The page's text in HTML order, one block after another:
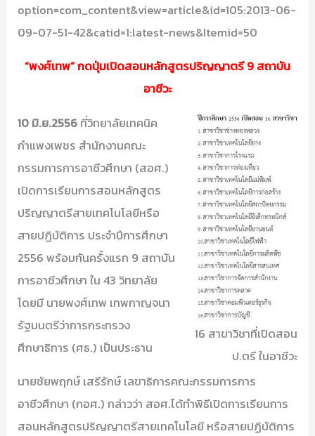
option=com_content&view=article&id=105:2013-06-
09-07-51-42&catid=1:latest-news&Itemid=50
“พงศ์เทพ” กดปุ่มเปิดสอนหลักสูตรปริญญาตรี 9 สถาบัน
อาชีวะ
16 สาขาวิชาที่เปิดสอน
ป.ตรี ในอาชีวะ
10 มิ.ย.2556 ที่วิทยาลัยเทคนิค
กำแพงเพชร สำนักงานคณะ
กรรมการการอาชีวศึกษา (สอศ.)
เปิดการเรียนการสอนหลักสูตร
ปริญญาตรีสายเทคโนโลยีหรือ
สายปฏิบัติการ ประจำปีการศึกษา
2556 พร้อมกันครั้งแรก 9 สถาบัน
การอาชีวศึกษา ใน 43 วิทยาลัย
โดยมี นายพงศ์เทพ เทพกาญจนา
รัฐมนตรีว่าการกระทรวง
ศึกษาธิการ (ศธ.) เป็นประธาน
นายชัยพฤกษ์ เสรีรักษ์ เลขาธิการคณะกรรมการการ
อาชีวศึกษา (กอศ.) กล่าวว่า สอศ.ได้ทำพิธีเปิดการเรียนการ
สอนหลักสูตรปริญญาตรีสายเทคโนโลยี หรือสายปฏิบัติการ